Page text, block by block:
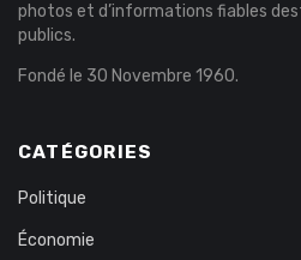
photos et d’informations fiables
publics.
Fondé le 30 Novembre 1960.
CATÉGORIES
Politique
Économie